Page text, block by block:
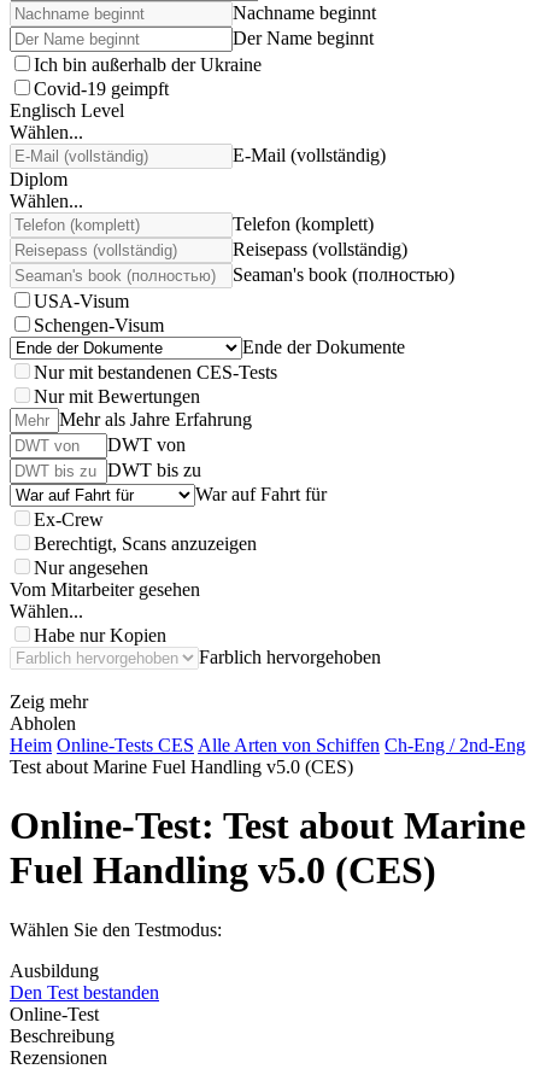
Nachname beginnt
Der Name beginnt
Ich bin außerhalb der Ukraine
Covid-19 geimpft
Englisch Level
Wählen...
E-Mail (vollständig)
Diplom
Wählen...
Telefon (komplett)
Reisepass (vollständig)
Seaman's book (полностью)
USA-Visum
Schengen-Visum
Ende der Dokumente
Nur mit bestandenen CES-Tests
Nur mit Bewertungen
Mehr als Jahre Erfahrung
DWT von
DWT bis zu
War auf Fahrt für
Ex-Crew
Berechtigt, Scans anzuzeigen
Nur angesehen
Vom Mitarbeiter gesehen
Wählen...
Habe nur Kopien
Farblich hervorgehoben
Zeig mehr
Abholen
Heim Online-Tests CES Alle Arten von Schiffen Ch-Eng / 2nd-Eng
Test about Marine Fuel Handling v5.0 (CES)
Online-Test: Test about Marine
Fuel Handling v5.0 (CES)
Wählen Sie den Testmodus:
Ausbildung
Den Test bestanden
Online-Test
Beschreibung
Rezensionen